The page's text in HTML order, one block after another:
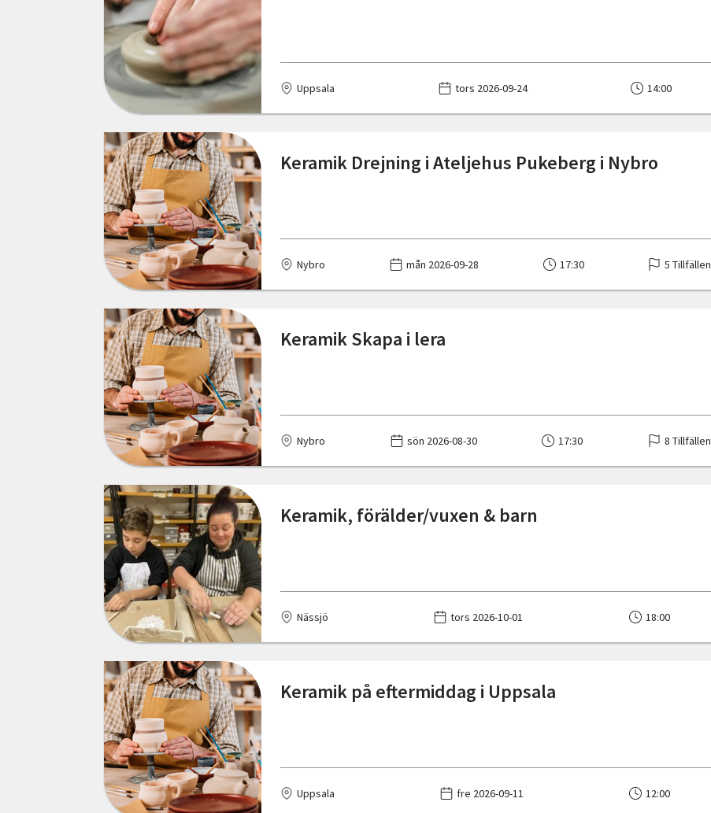
Uppsala tors 2026-09-24 14:00
Keramik Drejning i Ateljehus Pukeberg i Nybro
Nybro mån 2026-09-28 17:30 5 Tillfällen
Keramik Skapa i lera
Nybro sön 2026-08-30 17:30 8 Tillfällen
Keramik, förälder/vuxen & barn
Nässjö tors 2026-10-01 18:00
Keramik på eftermiddag i Uppsala
Uppsala fre 2026-09-11 12:00